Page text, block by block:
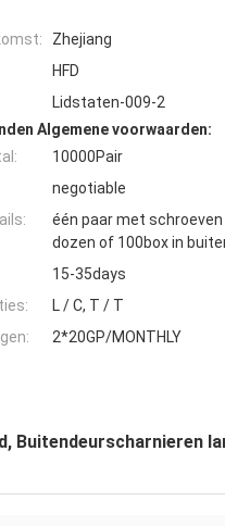
Zhejiang
HFD
Lidstaten-009-2
Algemene voorwaarden:
10000Pair
negotiable
één paar met schroeven
dozen of 100box in
15-35days
L / C, T / T
2*20GP/MONTHLY
Buitendeurscharnieren